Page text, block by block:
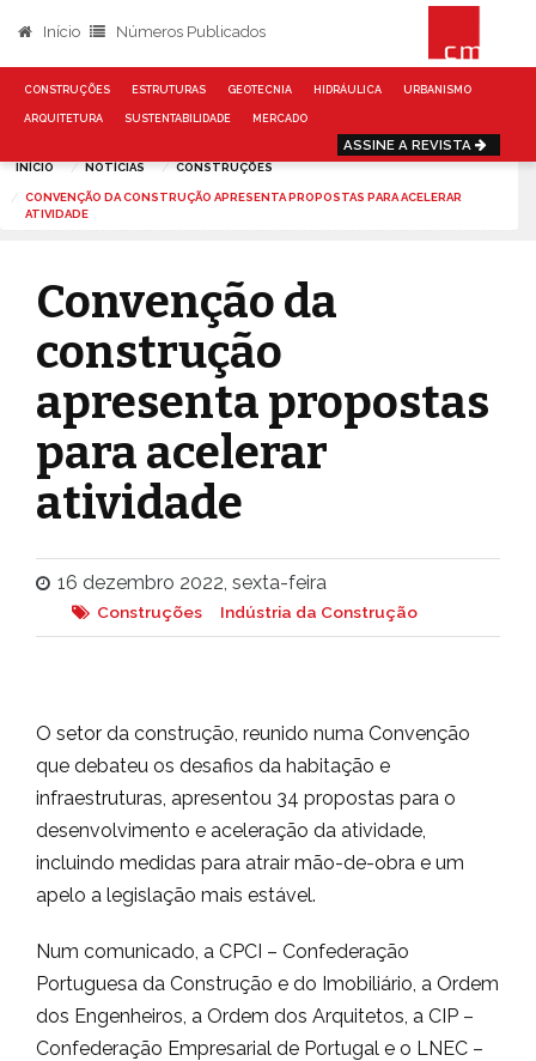
Início Números Publicados
CONSTRUÇÕES ESTRUTURAS GEOTECNIA HIDRÁULICA URBANISMO
ARQUITETURA SUSTENTABILIDADE MERCADO
ASSINE A REVISTA
INÍCIO NOTÍCIAS CONSTRUÇÕES
CONVENÇÃO DA CONSTRUÇÃO APRESENTA PROPOSTAS PARA ACELERAR
ATIVIDADE
Convenção da
construção
apresenta propostas
para acelerar
atividade
16 dezembro 2022, sexta-feira
Construções Indústria da Construção
O setor da construção, reunido numa Convenção
que debateu os desafios da habitação e
infraestruturas, apresentou 34 propostas para o
desenvolvimento e aceleração da atividade,
incluindo medidas para atrair mão-de-obra e um
apelo a legislação mais estável.
Num comunicado, a CPCI – Confederação
Portuguesa da Construção e do Imobiliário, a Ordem
dos Engenheiros, a Ordem dos Arquitetos, a CIP –
Confederação Empresarial de Portugal e o LNEC –